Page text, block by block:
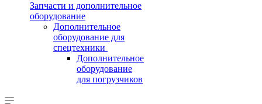
Запчасти и дополнительное
оборудование
Дополнительное
оборудование для
спецтехники
Дополнительное
оборудование
для погрузчиков